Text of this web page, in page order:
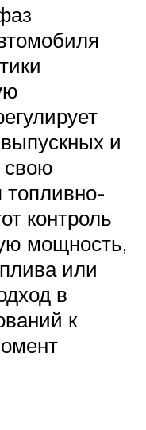
и
свою
топливно-
контроль
мощность,
или
в
к